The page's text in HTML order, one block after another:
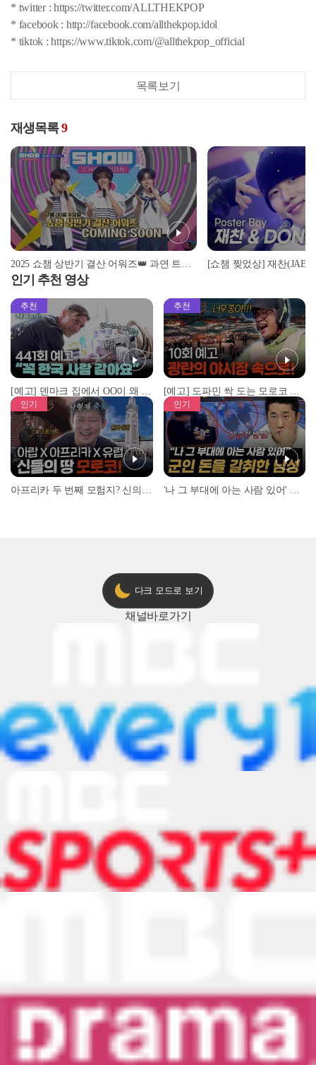
* twitter : https://twitter.com/ALLTHEKPOP
* facebook : http://facebook.com/allthekpop.idol
* tiktok : https://www.tiktok.com/@allthekpop_official
목록보기
재생목록9
2025 쇼챔 상반기 결산 어워즈👑 과연 트로피의 주인공은?🏆 [예고]
인기 추천 영상
추천
[예고] 덴마크 집에서 OO이 왜 나와...? 이상할 정도로 한국을 사랑하는 우리 형을 제보합니다!
추천
[예고] 도파민 싹 도는 모로코 야시장 투어!
인기 인기
다크 모드로 보기
채널바로가기